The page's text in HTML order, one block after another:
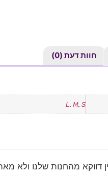
חוות דעת (0)
L, M, S
דווקא מהחנות שלנו ולא